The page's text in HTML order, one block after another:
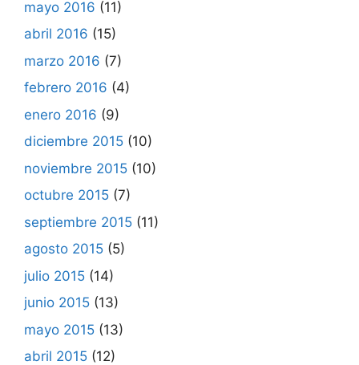
mayo 2016 (11)
abril 2016 (15)
marzo 2016 (7)
febrero 2016 (4)
enero 2016 (9)
diciembre 2015 (10)
noviembre 2015 (10)
octubre 2015 (7)
septiembre 2015 (11)
agosto 2015 (5)
julio 2015 (14)
junio 2015 (13)
mayo 2015 (13)
abril 2015 (12)